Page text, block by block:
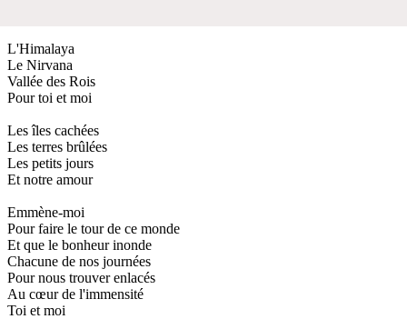
L'Himalaya
Le Nirvana
Vallée des Rois
Pour toi et moi
Les îles cachées
Les terres brûlées
Les petits jours
Et notre amour
Emmène-moi
Pour faire le tour de ce monde
Et que le bonheur inonde
Chacune de nos journées
Pour nous trouver enlacés
Au cœur de l'immensité
Toi et moi